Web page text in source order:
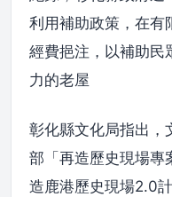
利用補助政策，在有
經費挹注，以補助民
力的老屋
彰化縣文化局指出，
部「再造歷史現場專
造鹿港歷史現場2.0